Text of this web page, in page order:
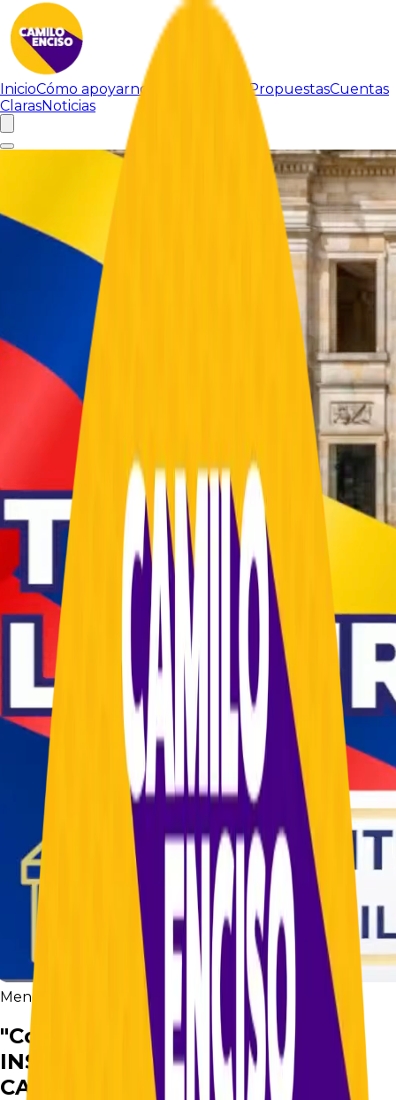
InicioCómo apoyarnos PropuestasCuentas
ClarasNoticias
Mención en medios Focus Noticias
"Contra la CORRUPCIÓN y la
INSEGURIDAD en BOGOTÁ.
CAMILO ENCISO Candidato a la